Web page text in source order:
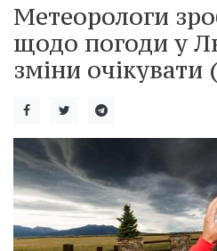
Метеорологи
щодо погоди у
зміни очікувати